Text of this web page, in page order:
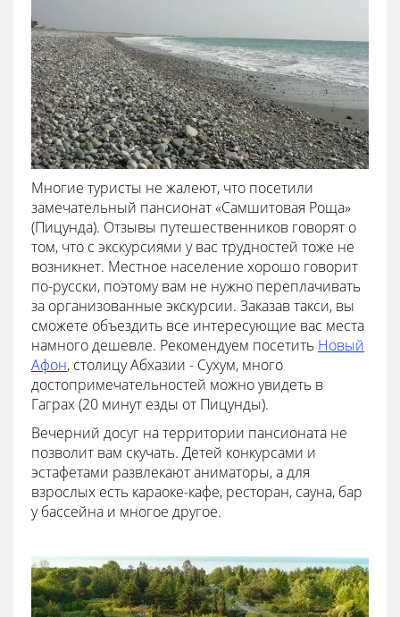
Многие туристы не жалеют, что посетили
замечательный пансионат «Самшитовая Роща»
(Пицунда). Отзывы путешественников говорят о
том, что с экскурсиями у вас трудностей тоже не
возникнет. Местное население хорошо говорит
по-русски, поэтому вам не нужно переплачивать
за организованные экскурсии. Заказав такси, вы
сможете объездить все интересующие вас места
намного дешевле. Рекомендуем посетить Новый
Афон, столицу Абхазии - Сухум, много
достопримечательностей можно увидеть в
Гаграх (20 минут езды от Пицунды).
Вечерний досуг на территории пансионата не
позволит вам скучать. Детей конкурсами и
эстафетами развлекают аниматоры, а для
взрослых есть караоке-кафе, ресторан, сауна, бар
у бассейна и многое другое.